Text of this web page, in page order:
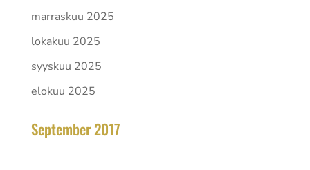
marraskuu 2025
lokakuu 2025
syyskuu 2025
elokuu 2025
September 2017